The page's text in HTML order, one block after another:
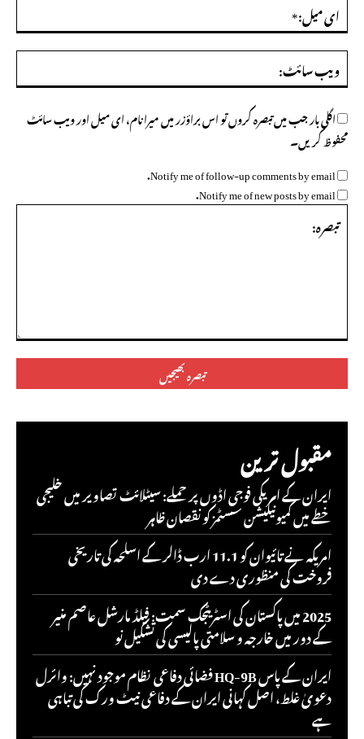
تبصرہ:
اگلی بار جب میں تبصرہ کروں تو اس براؤزر میں میرا نام، ای میل اور ویب سائٹ
محفوظ کریں۔
Notify me of follow-up comments by email.
Notify me of new posts by email.
مقبول ترین
ایران کے امریکی فوجی اڈوں پر حملے: سیٹلائٹ تصاویر میں خلیجی
خطے میں کمیونیکیشن سسٹمز کو نقصان ظاہر
امریکہ نے تائیوان کو 11.1 ارب ڈالر کے اسلحہ کی تاریخی
فروخت کی منظوری دے دی
2025 میں پاکستان کی اسٹریٹجک سمت: فیلڈ مارشل عاصم منیر
کے دور میں خارجہ و سلامتی پالیسی کی تشکیل نو
ایران کے پاس HQ-9B فضائی دفاعی نظام موجود نہیں: وائرل
دعویٰ غلط، اصل کہانی ایران کے دفاعی نیٹ ورک کی تباہی
ہے